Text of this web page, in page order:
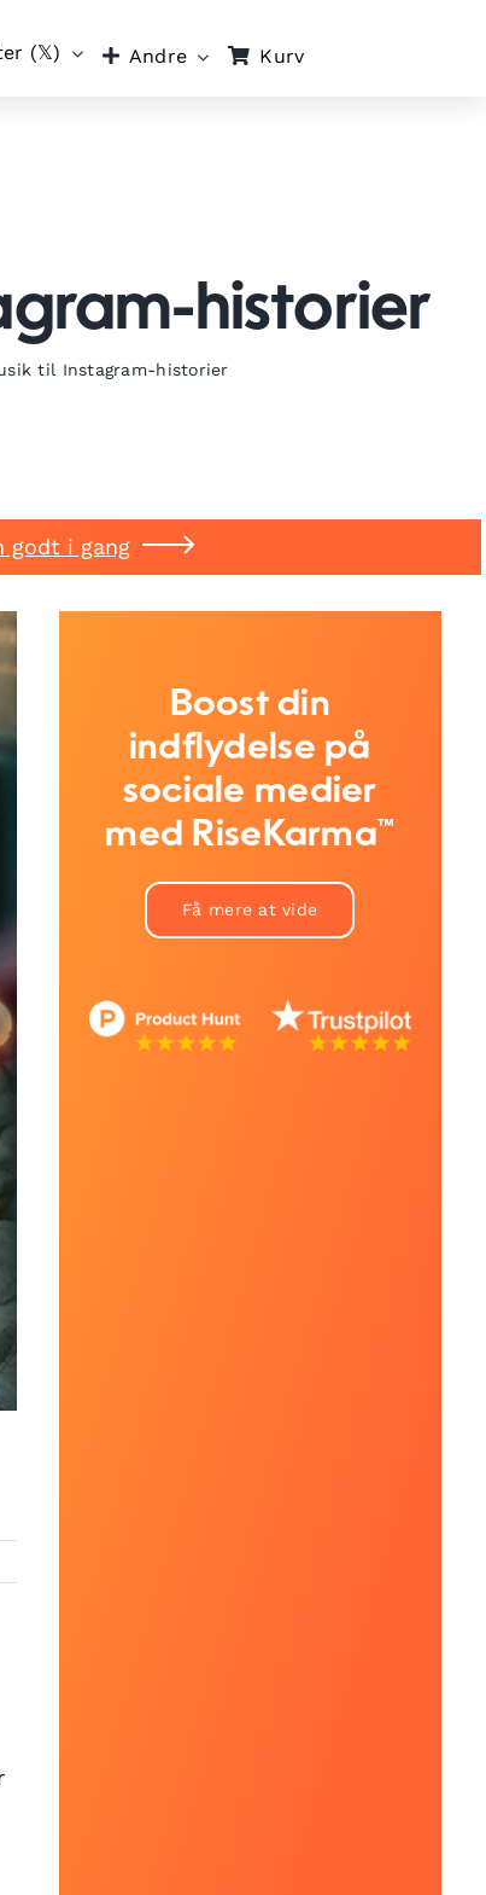
(𝕏) Andre Kurv
historier
til Instagram-historier
godt i gang
Boost din
indflydelse på
sociale medier
med RiseKarma™
Få mere at vide